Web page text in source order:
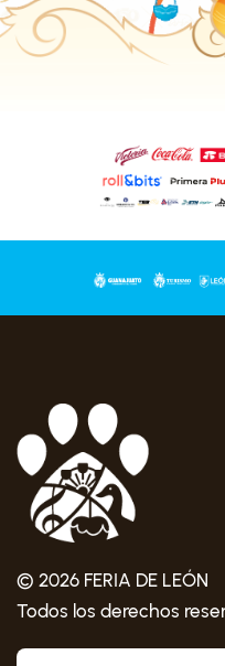
© 2026 FERIA DE LEÓN
Todos los derechos